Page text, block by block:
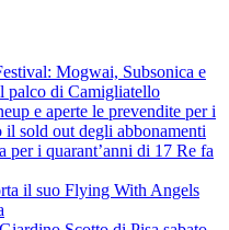
Mogwai, Subsonica e
palco di Camigliatello
e aperte le prevendite per i
sold out degli abbonamenti
i quarant’anni di 17 Re fa
il suo Flying With Angels